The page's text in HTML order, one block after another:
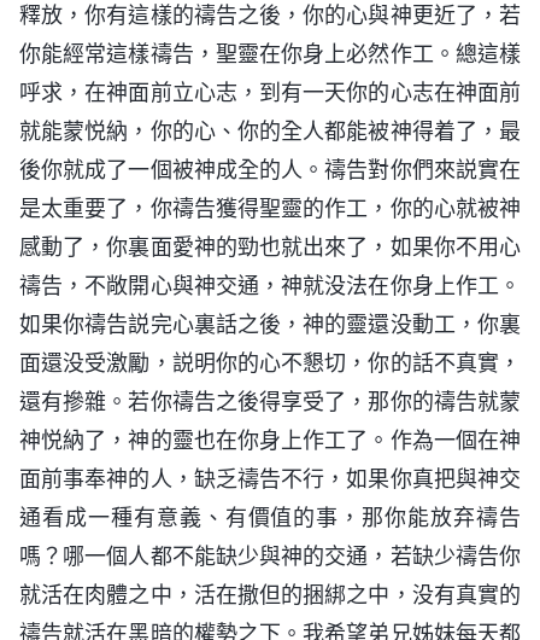
釋放，你有這樣的禱告之後，你的心與神更近了，若
你能經常這樣禱告，聖靈在你身上必然作工。總這樣
呼求，在神面前立心志，到有一天你的心志在神面前
就能蒙悦納，你的心、你的全人都能被神得着了，最
後你就成了一個被神成全的人。禱告對你們來説實在
是太重要了，你禱告獲得聖靈的作工，你的心就被神
感動了，你裏面愛神的勁也就出來了，如果你不用心
禱告，不敞開心與神交通，神就没法在你身上作工。
如果你禱告説完心裏話之後，神的靈還没動工，你裏
面還没受激勵，説明你的心不懇切，你的話不真實，
還有摻雜。若你禱告之後得享受了，那你的禱告就蒙
神悦納了，神的靈也在你身上作工了。作為一個在神
面前事奉神的人，缺乏禱告不行，如果你真把與神交
通看成一種有意義、有價值的事，那你能放弃禱告
嗎？哪一個人都不能缺少與神的交通，若缺少禱告你
就活在肉體之中，活在撒但的捆綁之中，没有真實的
禱告就活在黑暗的權勢之下。我希望弟兄姊妹每天都